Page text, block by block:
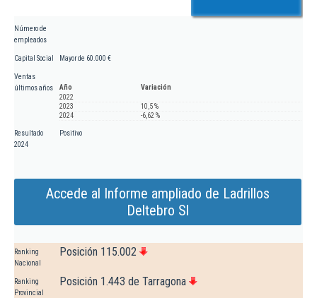
Número de
empleados
Capital Social Mayor de 60.000 €
Ventas
últimos años
Año
Variación
2022
2023
10,5 %
2024
-6,62 %
Resultado
2024
Positivo
Accede al Informe ampliado de Ladrillos
Deltebro Sl
Ranking
Nacional
Posición 115.002
Ranking
Provincial
Posición 1.443 de Tarragona